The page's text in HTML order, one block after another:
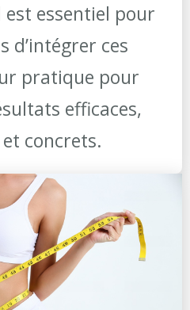
essentiel pour
d’intégrer ces
pratique pour
efficaces,
concrets.